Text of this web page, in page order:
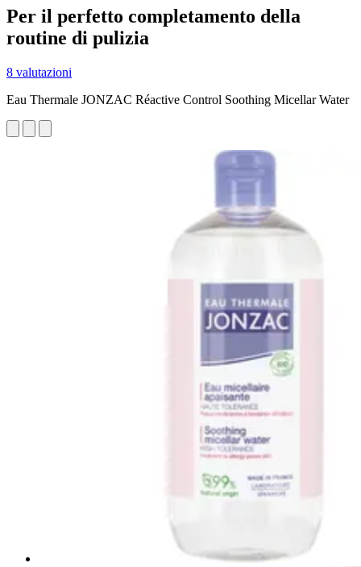
Per il perfetto completamento della
routine di pulizia
8 valutazioni
Eau Thermale JONZAC Réactive Control Soothing Micellar Water